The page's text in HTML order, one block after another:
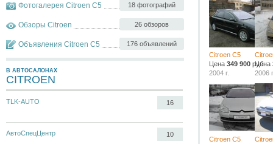
18 фотографий
Фотогалерея Citroen C5
26 обзоров
Обзоры Citroen
176 объявлений
Объявления Citroen C5
В АВТОСАЛОНАХ
CITROEN
TLK-AUTO 16
АвтоСпецЦентр 10
Citroen C5
Цена 349 900 руб.
2004 г.
Цена
2006
Citroen C5